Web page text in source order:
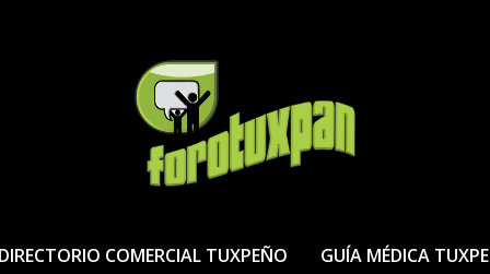
COMERCIAL TUXPEÑO GUÍA MÉDICA